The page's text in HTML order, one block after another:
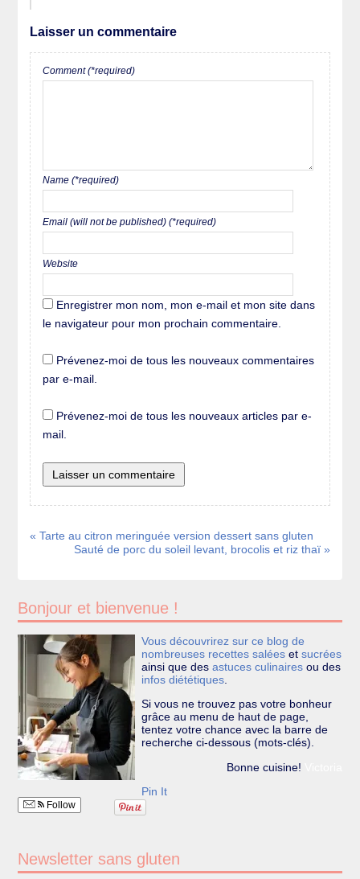
Laisser un commentaire
Comment (*required)
Name (*required)
Email (will not be published) (*required)
Website
Enregistrer mon nom, mon e-mail et mon site dans
le navigateur pour mon prochain commentaire.
Prévenez-moi de tous les nouveaux commentaires
par e-mail.
Prévenez-moi de tous les nouveaux articles par e-
mail.
« Tarte au citron meringuée version dessert sans gluten
Sauté de porc du soleil levant, brocolis et riz thaï »
Bonjour et bienvenue !
Vous découvrirez sur ce blog de
nombreuses recettes saléeset sucrées
ainsi que des astuces culinairesou des
infos diététiques.
Si vous ne trouvez pas votre bonheur
grâce au menu de haut de page,
tentez votre chance avec la barre de
recherche ci-dessous (mots-clés).
Bonne cuisine!
Pin It
Follow
Newsletter sans gluten